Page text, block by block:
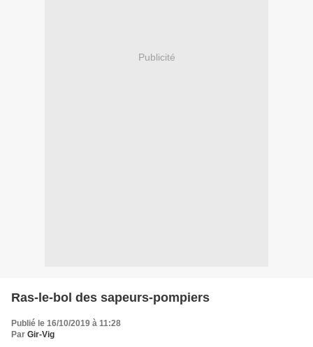
Publicité
Ras-le-bol des sapeurs-pompiers
Publié le 16/10/2019 à 11:28
Par Gir-Vig